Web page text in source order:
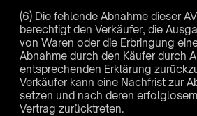
(6) Die fehlende Abnahme dieser
berechtigt den Verkäufer, die
von Waren oder die Erbringung
Abnahme durch den Käufer durch
entsprechenden Erklärung
Verkäufer kann eine Nachfrist zur
setzen und nach deren
Vertrag zurücktreten.